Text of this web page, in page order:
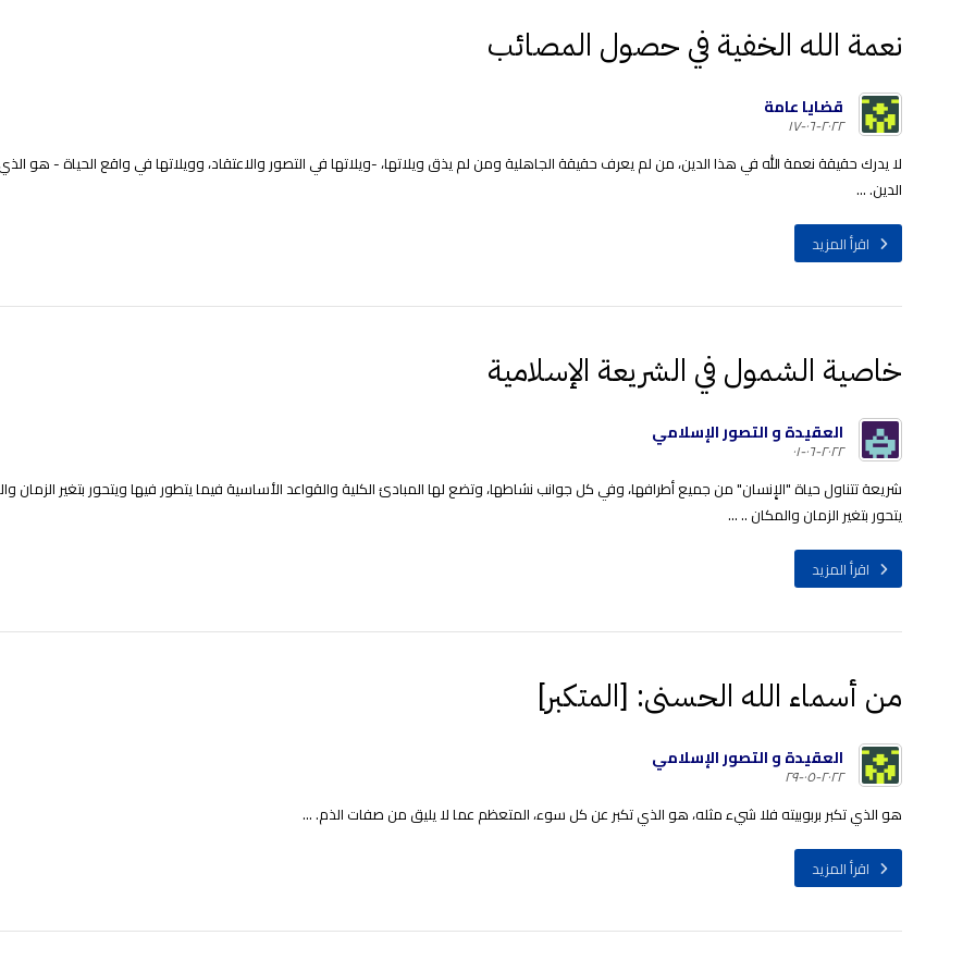
نعمة الله الخفية في حصول المصائب
قضايا عامة
٢٠٢٢-٠٦-١٧
لا يدرك حقيقة نعمة الله في هذا الدين، من لم يعرف حقيقة الجاهلية ومن لم يذق ويلاتها، -ويلاتها في التصور والاعتقاد، وويلاتها في واقع الحياة -
الدين. ...
اقرأ المزيد
خاصية الشمول في الشريعة الإسلامية
العقيدة و التصور الإسلامي
٢٠٢٢-٠٦-٠١
شريعة تتناول حياة "الإِنسان" من جميع أطرافها، وفي كل جوانب نشاطها، وتضع لها المبادئ الكلية والقواعد الأساسية فيما يتطور فيها ويتحور بتغير الزمان
يتحور بتغير الزمان والمكان .. ...
اقرأ المزيد
من أسماء الله الحسنى: [المتكبر]
العقيدة و التصور الإسلامي
٢٠٢٢-٠٥-٢٩
هو الذي تكبر بربوبيته فلا شيء مثله، هو الذي تكبر عن كل سوء، المتعظم عما لا يليق من صفات الذم. ...
اقرأ المزيد